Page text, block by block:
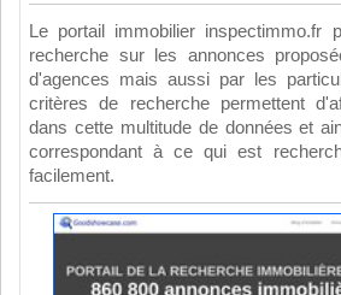
Le portail immobilier inspectimmo.fr
recherche sur les annonces
d'agences mais aussi par les
critères de recherche permettent
dans cette multitude de données et
correspondant à ce qui est
facilement.